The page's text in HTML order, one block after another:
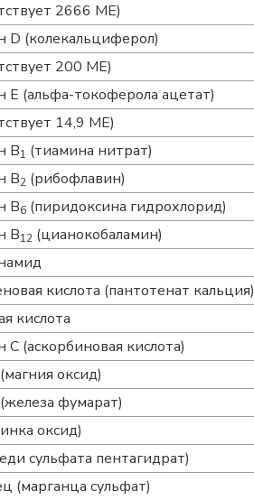
2666 МЕ)
D (колекальциферол)
200 МЕ)
Е (альфа-токоферола ацетат)
14,9 МЕ)
В1 (тиамина нитрат)
В2 (рибофлавин)
В6(пиридоксина гидрохлорид)
В12 (цианокобаламин)
кислота (пантотенат кальция)
кислота
С (аскорбиновая кислота)
оксид)
фумарат)
оксид)
сульфата пентагидрат)
(марганца сульфат)